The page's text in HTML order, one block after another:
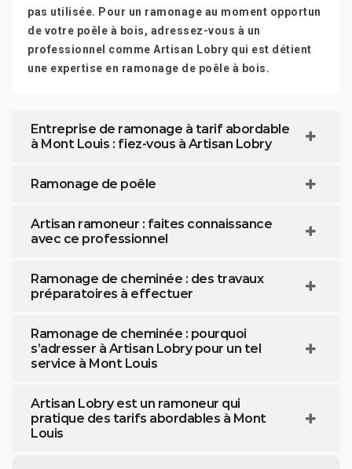
pas utilisée. Pour un ramonage au moment opportun
de votre poêle à bois, adressez-vous à un
professionnel comme Artisan Lobry qui est détient
une expertise en ramonage de poêle à bois.
Entreprise de ramonage à tarif abordable
à Mont Louis : fiez-vous à Artisan Lobry
Ramonage de poêle
Artisan ramoneur : faites connaissance
avec ce professionnel
Ramonage de cheminée : des travaux
préparatoires à effectuer
Ramonage de cheminée : pourquoi
s’adresser à Artisan Lobry pour un tel
service à Mont Louis
Artisan Lobry est un ramoneur qui
pratique des tarifs abordables à Mont
Louis